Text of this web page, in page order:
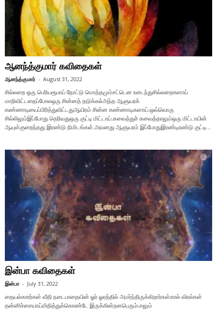
ஆனந்த்குமார் கவிதைகள்
ஆனந்த்குமார் - August 31, 2022
சில்லறை ஒரு பெரியரூபாய் நோட்டு மொத்தமும்சட்டென உடைந்துசில்லறைகளாய்
மாறிவிட்டதைப்போலஒரு சின்னத் தடுக்கல்அந்த ஆளுயரக்
கண்ணாடியைப்பிரித்துவிட்டதுஆயிரம் சின்ன கண்ணாடிகளாய்.ஒவ்வொரு
சில்லிலும்இப்போது தெரிவதுஒரு குட்டி மிட்டாய்.சுவைத்துச் சுவைத்தாலும்ஒரு மிட்டாயின்
ஆயுள்குறைந்தது இரண்டு நிமிடங்கள்.அவனது ஆளுயரம் இப்போதுஇரண்டிரண்டு குட்டி...
இன்பா கவிதைகள்
இன்பா - July 31, 2022
தையல்காரர்கள் வீதி நடைபாதையின் ஓர் ஓரத்தில் அமர்ந்திருக்கிறார்கள்கால் விரல்கள்
தன்னிச்சையாய்மிதித்துக்கொண்டே இருக்கின்றனபெரும்பாலும்